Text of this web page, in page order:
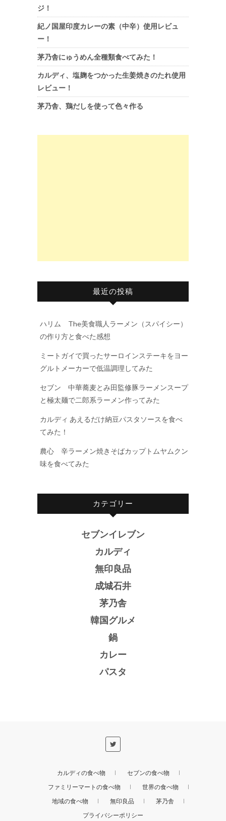
ジ！
紀ノ国屋印度カレーの素（中辛）使用レビュ
ー！
茅乃舎にゅうめん全種類食べてみた！
カルディ、塩麹をつかった生姜焼きのたれ使用
レビュー！
茅乃舎、鶏だしを使って色々作る
最近の投稿
ハリム The美食職人ラーメン（スパイシー）
の作り方と食べた感想
ミートガイで買ったサーロインステーキをヨー
グルトメーカーで低温調理してみた
セブン 中華蕎麦とみ田監修豚ラーメンスープ
と極太麺で二郎系ラーメン作ってみた
カルディ あえるだけ納豆パスタソースを食べ
てみた！
農心 辛ラーメン焼きそばカップトムヤムクン
味を食べてみた
カテゴリー
セブンイレブン
カルディ
無印良品
成城石井
茅乃舎
韓国グルメ
鍋
カレー
パスタ
カルディの食べ物
セブンの食べ物
ファミリーマートの食べ物
世界の食べ物
地域の食べ物
無印良品
茅乃舎
プライバシーポリシー